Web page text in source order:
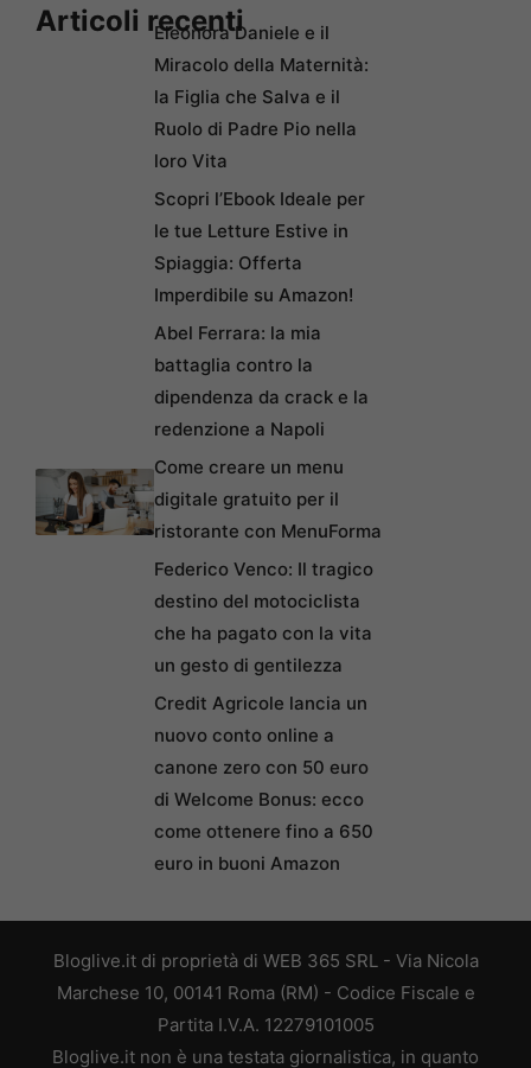
Articoli recentiEleonora Daniele e il
Miracolo della Maternità:
la Figlia che Salva e il
Ruolo di Padre Pio nella
loro Vita
Scopri l’Ebook Ideale per
le tue Letture Estive in
Spiaggia: Offerta
Imperdibile su Amazon!
Abel Ferrara: la mia
battaglia contro la
dipendenza da crack e la
redenzione a Napoli
Come creare un menu
digitale gratuito per il
ristorante con MenuForma
Federico Venco: Il tragico
destino del motociclista
che ha pagato con la vita
un gesto di gentilezza
Credit Agricole lancia un
nuovo conto online a
canone zero con 50 euro
di Welcome Bonus: ecco
come ottenere fino a 650
euro in buoni Amazon
Bloglive.it di proprietà di WEB 365 SRL - Via Nicola
Marchese 10, 00141 Roma (RM) - Codice Fiscale e
Partita I.V.A. 12279101005
Bloglive.it non è una testata giornalistica, in quanto